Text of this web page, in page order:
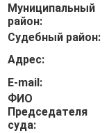
Муниципальный
район:
Судебный район:
Адрес:
E-mail:
ФИО
Председателя
суда: